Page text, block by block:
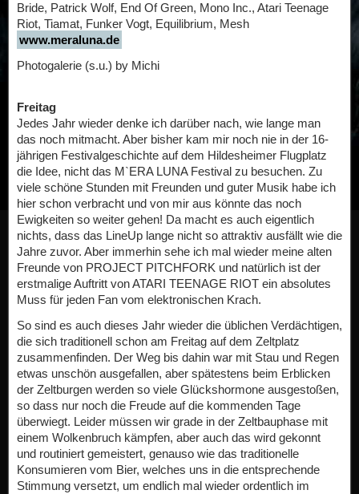
Bride, Patrick Wolf, End Of Green, Mono Inc., Atari Teenage
Riot, Tiamat, Funker Vogt, Equilibrium, Mesh
www.meraluna.de
Photogalerie (s.u.) by Michi
Freitag
Jedes Jahr wieder denke ich darüber nach, wie lange man
das noch mitmacht. Aber bisher kam mir noch nie in der 16-
jährigen Festivalgeschichte auf dem Hildesheimer Flugplatz
die Idee, nicht das M`ERA LUNA Festival zu besuchen. Zu
viele schöne Stunden mit Freunden und guter Musik habe ich
hier schon verbracht und von mir aus könnte das noch
Ewigkeiten so weiter gehen! Da macht es auch eigentlich
nichts, dass das LineUp lange nicht so attraktiv ausfällt wie die
Jahre zuvor. Aber immerhin sehe ich mal wieder meine alten
Freunde von PROJECT PITCHFORK und natürlich ist der
erstmalige Auftritt von ATARI TEENAGE RIOT ein absolutes
Muss für jeden Fan vom elektronischen Krach.
So sind es auch dieses Jahr wieder die üblichen Verdächtigen,
die sich traditionell schon am Freitag auf dem Zeltplatz
zusammenfinden. Der Weg bis dahin war mit Stau und Regen
etwas unschön ausgefallen, aber spätestens beim Erblicken
der Zeltburgen werden so viele Glückshormone ausgestoßen,
so dass nur noch die Freude auf die kommenden Tage
überwiegt. Leider müssen wir grade in der Zeltbauphase mit
einem Wolkenbruch kämpfen, aber auch das wird gekonnt
und routiniert gemeistert, genauso wie das traditionelle
Konsumieren vom Bier, welches uns in die entsprechende
Stimmung versetzt, um endlich mal wieder ordentlich im